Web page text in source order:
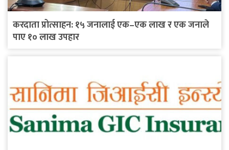
करदाता प्रोत्साहन: १५ जनालाई एक–एक लाख र एक जनाले
पाए १० लाख उपहार